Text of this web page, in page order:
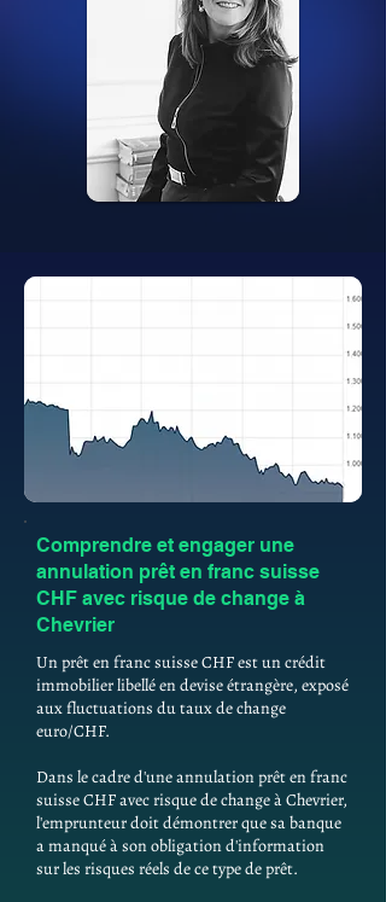
Comprendre et engager une
annulation prêt en franc suisse
CHF avec risque de change à
Chevrier
Un prêt en franc suisse CHF est un crédit
immobilier libellé en devise étrangère, exposé
aux fluctuations du taux de change
euro/CHF.
Dans le cadre d'une annulation prêt en franc
suisse CHF avec risque de change à Chevrier,
l'emprunteur doit démontrer que sa banque
a manqué à son obligation d'information
sur les risques réels de ce type de prêt.